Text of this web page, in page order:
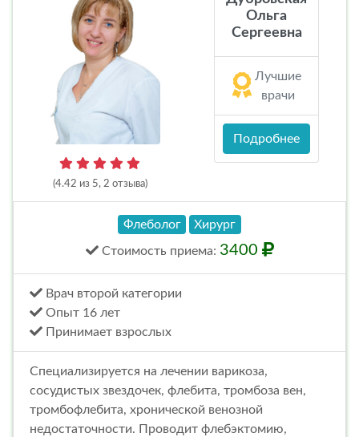
(4.42 из 5, 2 отзыва)
Ольга
Сергеевна
Лучшие
врачи
Подробнее
Флеболог Хирург
Стоимость приема: 3400
Врач второй категории
Опыт 16 лет
Принимает взрослых
Специализируется на лечении варикоза,
сосудистых звездочек, флебита, тромбоза вен,
тромбофлебита, хронической венозной
недостаточности. Проводит флебэктомию,